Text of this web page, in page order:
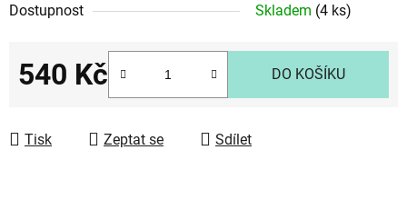
Dostupnost Skladem (4 ks)
540 Kč DO KOŠÍKU
Tisk Zeptat se Sdílet